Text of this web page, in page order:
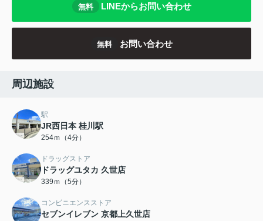
無料 LINEからお問い合わせ
無料 お問い合わせ
周辺施設
駅
JR西日本 桂川駅
254ｍ（4分）
ドラッグストア
ドラッグユタカ 久世店
339ｍ（5分）
コンビニエンスストア
セブンイレブン 京都上久世店